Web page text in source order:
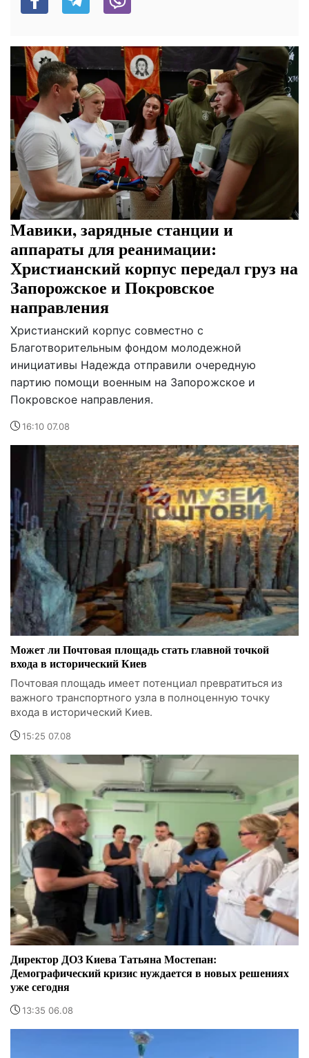
Мавики, зарядные станции и
аппараты для реанимации:
Христианский корпус передал груз на
Запорожское и Покровское
направления
Христианский корпус совместно с
Благотворительным фондом молодежной
инициативы Надежда отправили очередную
партию помощи военным на Запорожское и
Покровское направления.
16:10 07.08
Может ли Почтовая площадь стать главной точкой
входа в исторический Киев
Почтовая площадь имеет потенциал превратиться из
важного транспортного узла в полноценную точку
входа в исторический Киев.
15:25 07.08
Директор ДОЗ Киева Татьяна Мостепан:
Демографический кризис нуждается в новых решениях
уже сегодня
13:35 06.08